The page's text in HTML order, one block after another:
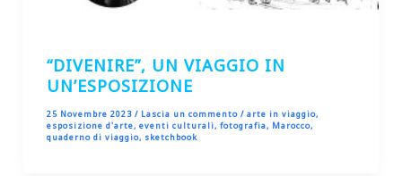
“DIVENIRE”, UN VIAGGIO IN
UN’ESPOSIZIONE
25 Novembre 2023 / Lascia un commento / arte in viaggio,
esposizione d'arte, eventi culturali, fotografia, Marocco,
quaderno di viaggio, sketchbook